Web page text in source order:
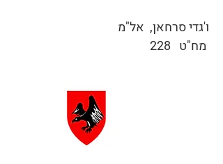
ו'גדי סרחאן, אל"מ
מח"ט 228